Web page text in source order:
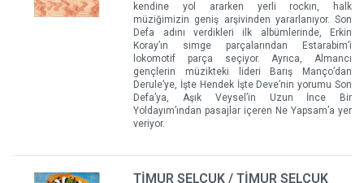
kendine yol ararken yerli rockın, halk
müziğimizin geniş arşivinden yararlanıyor. Son
Defa adını verdikleri ilk albümlerinde, Erkin
Koray’ın simge parçalarından Estarabim’i
lokomotif parça seçiyor. Ayrıca, Almancı
gençlerin müzikteki lideri Barış Manço’dan
Derule’ye, İşte Hendek İşte Deve’nin yorumu Son
Defa’ya, Aşık Veysel’in Uzun İnce Bir
Yoldayım’ından pasajlar içeren Ne Yapsam’a yer
veriyor.
TİMUR SELÇUK / TİMUR SELÇUK